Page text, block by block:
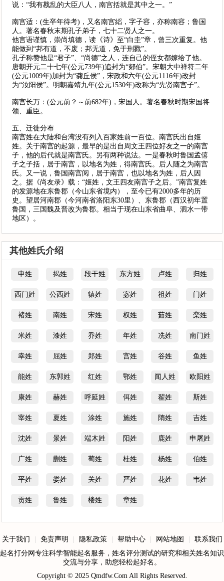
说：“我有戡乱的大臣八人，南宫括就是其中之一。”
南宫适：(生卒年待考)，又名南宫縚，字子容，亦称南容；鲁国
人。著名春秋末期孔子弟子，七十二贤人之一。
他言语谨慎，崇尚填德，读《诗》至“白圭”章，曾三次重复。他
能做到“邦有道，不废；邦无道，免于刑戮”。
孔子称赞他是“君子”、“尚德”之人，连自己的侄女都嫁给了他。
唐朝开元二十七年(公元739年)追封为“郯伯”。宋朝大中祥符二年
(公元1009年)加封为“龚丘侯”，宋政和六年(公元1116年)改封
为“汝阳侯”。明朝嘉靖九年(公元1530年)改称为“先贤南宫子”。
南宫长万：(公元前？～前682年)，宋国人。著名春秋时期宋国将
领、重臣。
五、迁徙分布
南宫姓在大陆和台湾没有列入百家姓前一百位。南宫氏出自姬
姓。关于南宫的起源，最早的是出自周文王四位好友之一的南宫
子，他的后代就是南宫氏。另有两种说法。一是春秋时鲁国孟僖
子之子括，居于南宫，以地名为姓，得南宫氏。后人随之为南宫
氏。又一说，鲁国南宫阅，居于南宫，也以地名为姓，后人因
之。据《尚友录》载：“姬姓，文王四友南宫子之后。”南宫复姓
的发源地在东鲁郡（今山东省境内），至今已有2000多年的历
史。望居河南郡（今河南省洛阳东30里）、东鲁郡（西汉初年置
鲁国，三国魏及晋改为鲁郡。相当于现在山东省曲阜、泗水一带
地区）。
其他姓氏介绍
申姓 揭姓 段干姓 东方姓 卢姓 归姓
西门姓 公西姓 辕姓 宓姓 祖姓 门姓
褚姓 南姓 宋姓 权姓 茹姓 栾姓
米姓 漆姓 乔姓 年姓 冼姓 南门姓
幸姓 屈姓 郑姓 宫姓 谷姓 鱼姓
能姓 东郭姓 红姓 鄂姓 闻人姓 欧阳姓
康姓 赫姓 呼延姓 佴姓 翟姓 斯姓
宰姓 夏姓 涂姓 施姓 隋姓 吉姓
沈姓 景姓 端木姓 阳姓 鹿姓 申屠姓
广姓 蒯姓 荀姓 桂姓 杨姓 伯姓
平姓 娄姓 关姓 严姓 花姓 韦姓
贡姓 鲁姓 楼姓 章姓
关于我们 免责声明 隐私政策 帮助中心 网站地图
联系我们
起名打分网专注科学智能起名服务，姓名评分测试的研究和相关姓名知识
交流与分享，助您轻松起好名。
Copyright © 2025 Qmdfw.ComAll Rights Reserved.